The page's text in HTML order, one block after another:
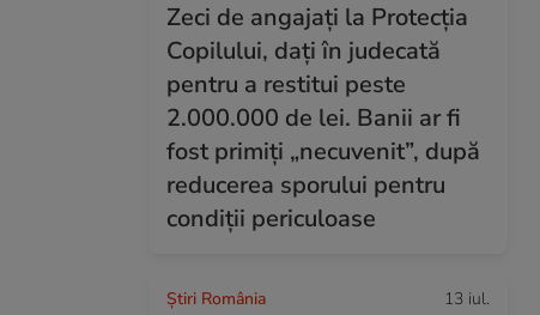
Zeci de angajați la Protecția
Copilului, dați în judecată
pentru a restitui peste
2.000.000 de lei. Banii ar fi
fost primiți „necuvenit”, după
reducerea sporului pentru
condiții periculoase
Știri România 13 iul.